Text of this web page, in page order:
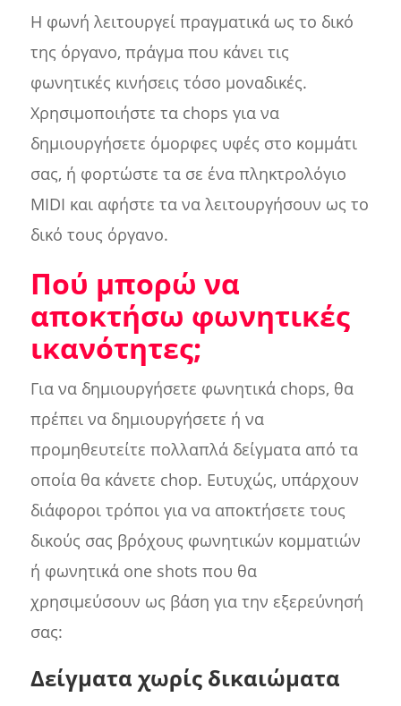
Η φωνή λειτουργεί πραγματικά ως το δικό
της όργανο, πράγμα που κάνει τις
φωνητικές κινήσεις τόσο μοναδικές.
Χρησιμοποιήστε τα chops για να
δημιουργήσετε όμορφες υφές στο κομμάτι
σας, ή φορτώστε τα σε ένα πληκτρολόγιο
MIDI και αφήστε τα να λειτουργήσουν ως το
δικό τους όργανο.
Πού μπορώ να
αποκτήσω φωνητικές
ικανότητες;
Για να δημιουργήσετε φωνητικά chops, θα
πρέπει να δημιουργήσετε ή να
προμηθευτείτε πολλαπλά δείγματα από τα
οποία θα κάνετε chop. Ευτυχώς, υπάρχουν
διάφοροι τρόποι για να αποκτήσετε τους
δικούς σας βρόχους φωνητικών κομματιών
ή φωνητικά one shots που θα
χρησιμεύσουν ως βάση για την εξερεύνησή
σας:
Δείγματα χωρίς δικαιώματα